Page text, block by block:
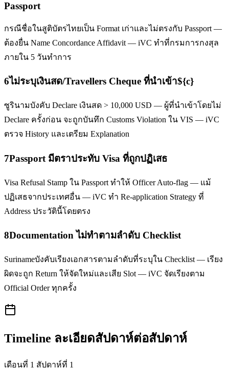
Passport
กรณีชื่อในสูติบัตรไทยเป็น Format เก่าและไม่ตรงกับ Passport —
ต้องยื่น Name Concordance Affidavit — iVC ทำที่กรมการกงสุล
ภายใน 5 วันทำการ
6ไม่ระบุเงินสด/Travellers Cheque ที่นำเข้า${c}
ซูรินามบังคับ Declare เงินสด > 10,000 USD — ผู้ที่นำเข้าโดยไม่
Declare ครั้งก่อน จะถูกบันทึก Customs Violation ใน VIS — iVC
ตรวจ History และเตรียม Explanation
7Passport มีตราประทับ Visa ที่ถูกปฏิเสธ
Visa Refusal Stamp ใน Passport ทำให้ Officer Auto-flag — แม้
ปฏิเสธจากประเทศอื่น — iVC ทำ Re-application Strategy ที่
Address ประวัตินี้โดยตรง
8Documentation ไม่ทำตามลำดับ Checklist
Surinameบังคับเรียงเอกสารตามลำดับที่ระบุใน Checklist — เรียง
ผิดจะถูก Return ให้จัดใหม่และเสีย Slot — iVC จัดเรียงตาม
Official Order ทุกครั้ง
Timeline ละเอียดสัปดาห์ต่อสัปดาห์
เดือนที่ 1 สัปดาห์ที่ 1